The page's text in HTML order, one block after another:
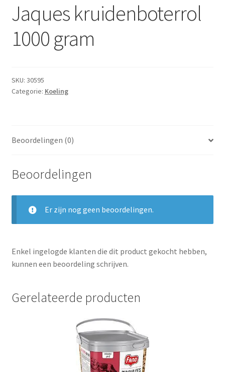
Dranken
Droge Kruidenierswaren
Koeling
Salades
Maaltijden Diepvries
Jaques kruidenboterrol
1000 gram
SKU: 30595
Categorie: Koeling
Beoordelingen (0)
Beoordelingen
Er zijn nog geen beoordelingen.
Enkel ingelogde klanten die dit product gekocht hebben,
kunnen een beoordeling schrijven.
Gerelateerde producten